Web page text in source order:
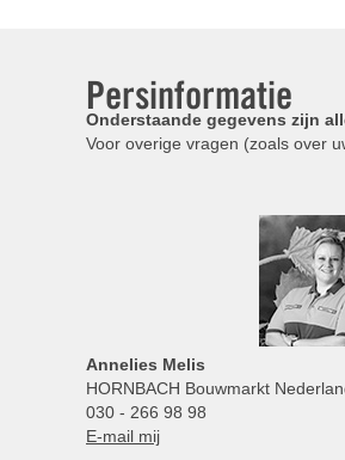
Persinformatie
Onderstaande gegevens zijn
Voor overige vragen (zoals over
Annelies Melis
HORNBACH Bouwmarkt
030 - 266 98 98
E-mail mij